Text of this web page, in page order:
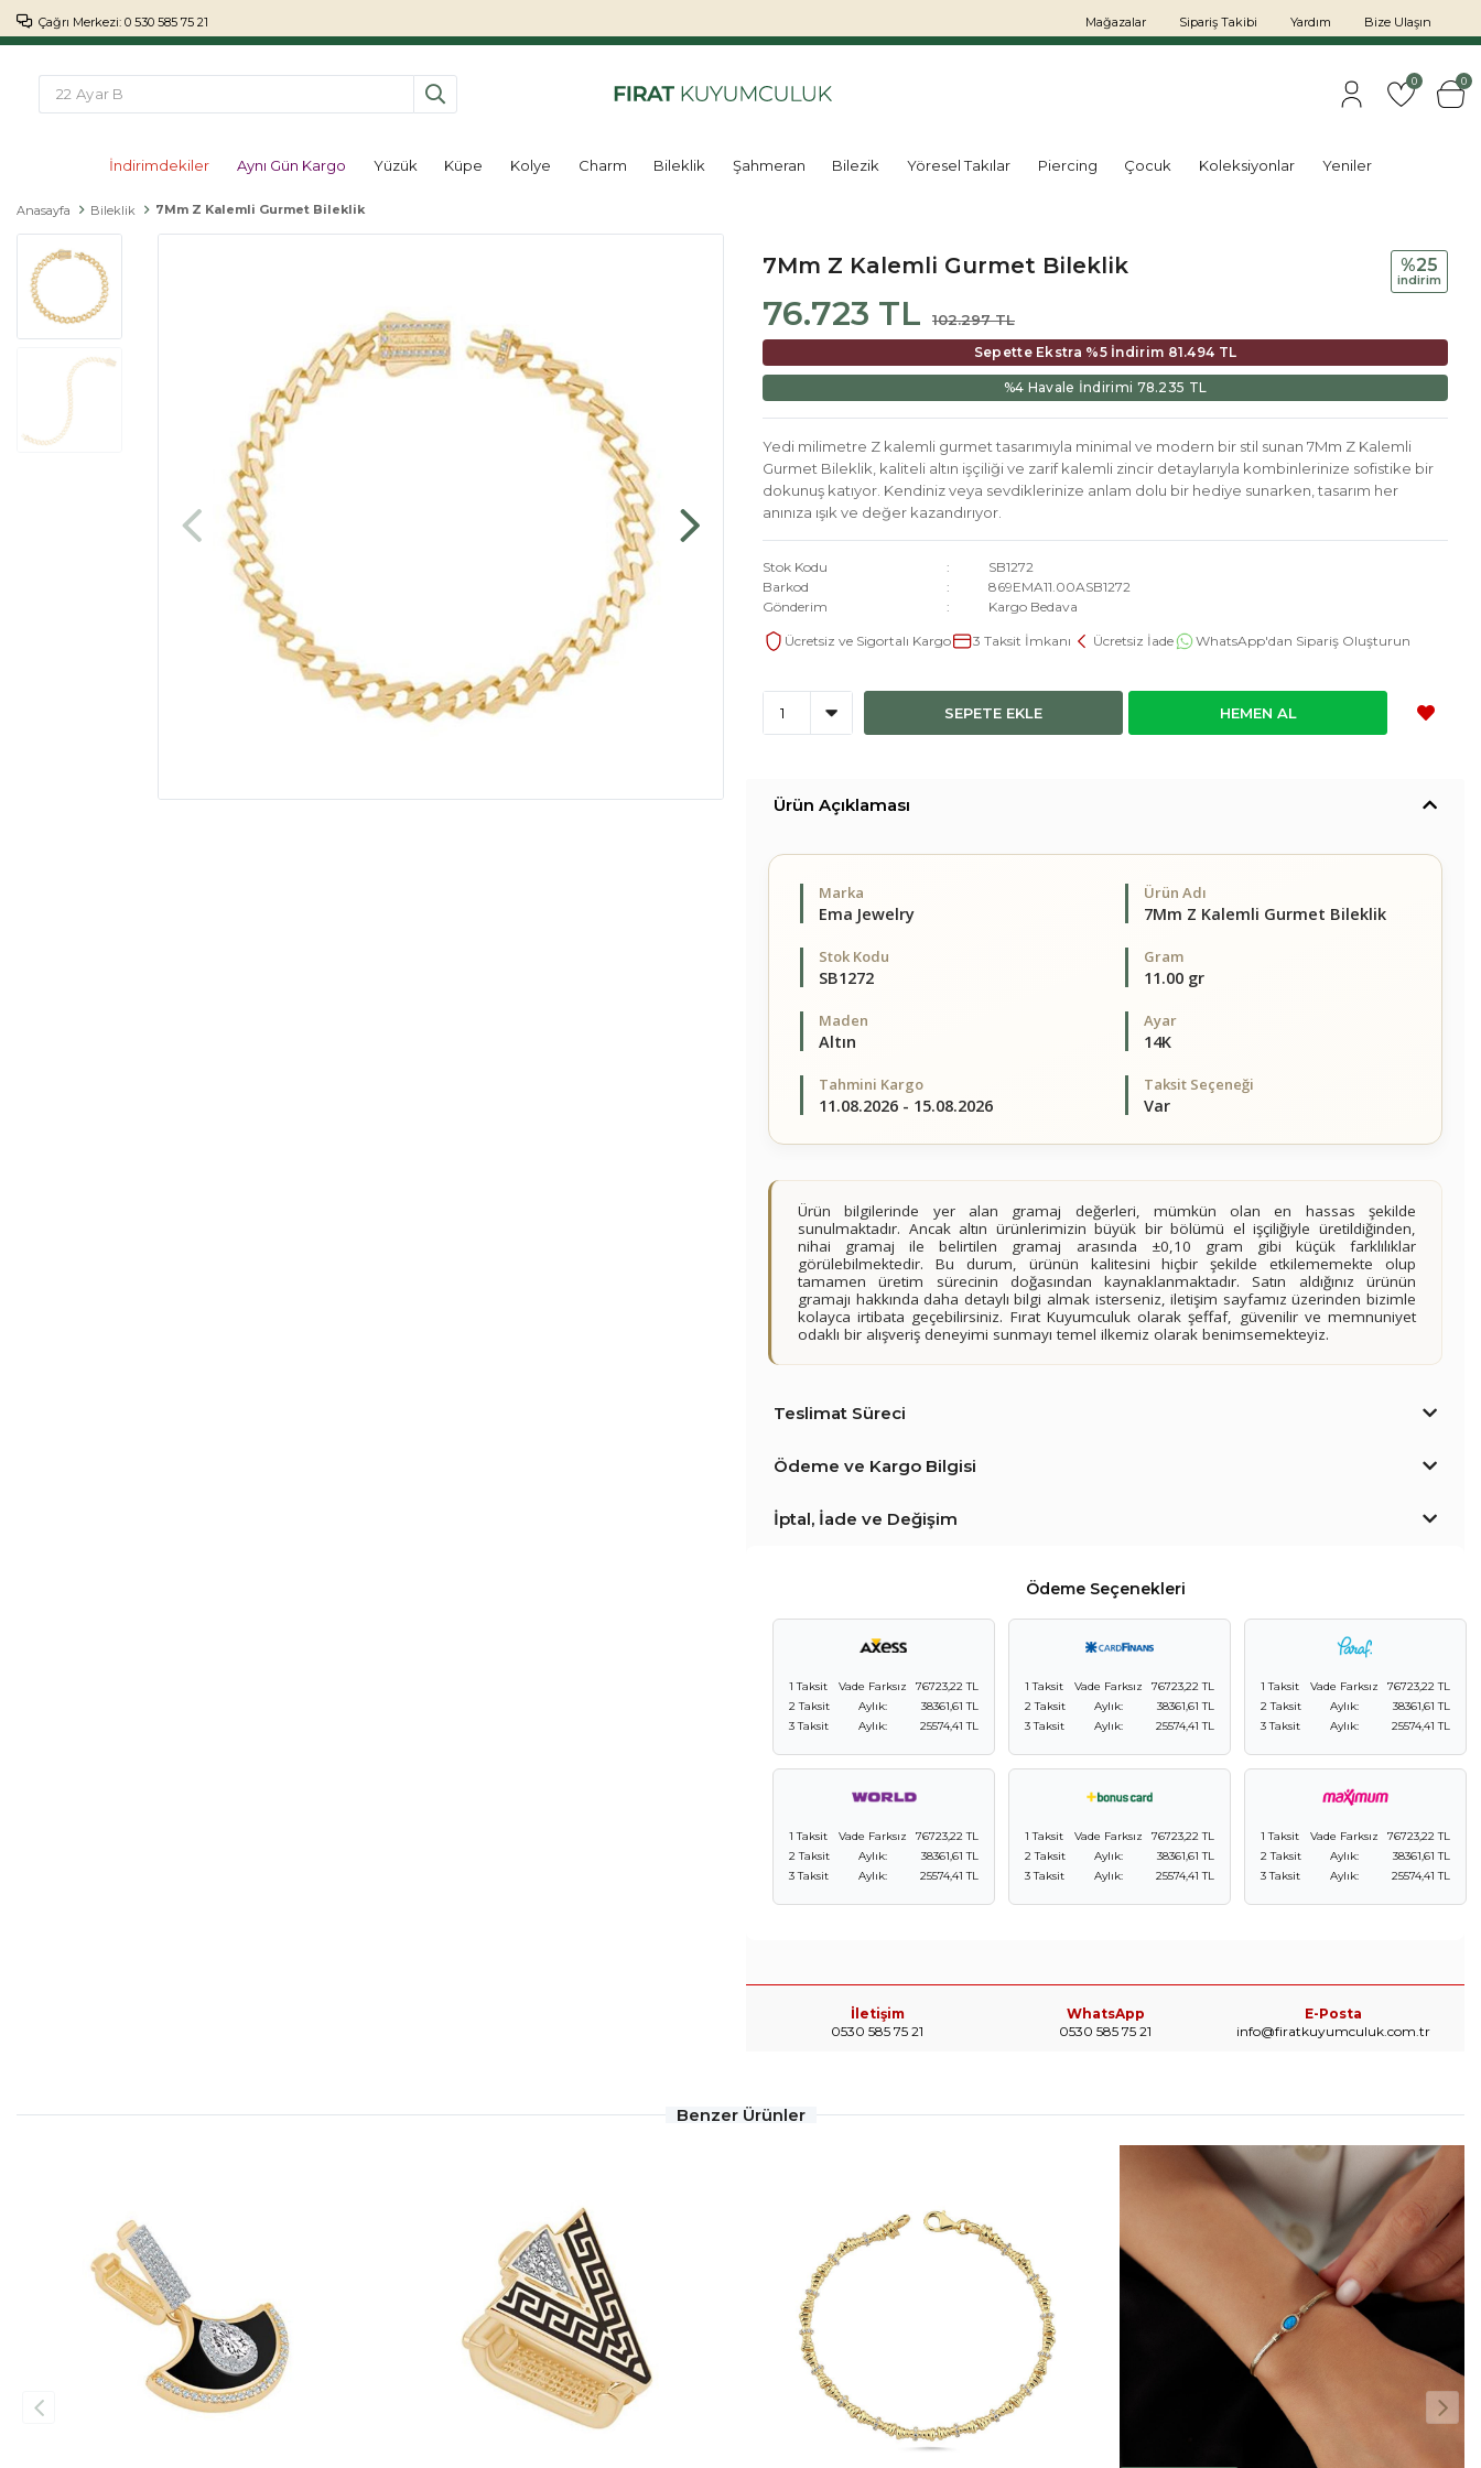
Çağrı Merkezi: 0 530 585 75 21 Mağazalar Sipariş Takibi Yardım Bize Ulaşın
0 0
İndirimdekiler Aynı Gün Kargo Yüzük Küpe Kolye Charm Bileklik Şahmeran Bilezik Yöresel Takılar Piercing Çocuk Koleksiyonlar Yeniler
Anasayfa Bileklik 7Mm Z Kalemli Gurmet Bileklik
7Mm Z Kalemli Gurmet Bileklik
76.723 TL 102.297 TL
%25
i̇ndi̇ri̇m
Sepette Ekstra %5 İndirim 81.494 TL
%4 Havale İndirimi 78.235 TL
Yedi milimetre Z kalemli gurmet tasarımıyla minimal ve modern bir stil sunan 7Mm Z Kalemli
Gurmet Bileklik, kaliteli altın işçiliği ve zarif kalemli zincir detaylarıyla kombinlerinize sofistike bir
dokunuş katıyor. Kendiniz veya sevdiklerinize anlam dolu bir hediye sunarken, tasarım her
anınıza ışık ve değer kazandırıyor.
Stok Kodu
SB1272
Barkod
869EMA11.00ASB1272
Gönderim
Kargo Bedava
Ücretsiz ve Sigortalı Kargo 3 Taksit İmkanı Ücretsiz İade WhatsApp'dan Sipariş Oluşturun
SEPETE EKLE HEMEN AL
Ürün Açıklaması
Marka
Ema Jewelry
Ürün Adı
7Mm Z Kalemli Gurmet Bileklik
Stok Kodu
SB1272
Gram
11.00 gr
Maden
Altın
Ayar
14K
Tahmini Kargo
11.08.2026 - 15.08.2026
Taksit Seçeneği
Var
Ürün bilgilerinde yer alan gramaj değerleri, mümkün olan en hassas şekilde
sunulmaktadır. Ancak altın ürünlerimizin büyük bir bölümü el işçiliğiyle üretildiğinden,
nihai gramaj ile belirtilen gramaj arasında ±0,10 gram gibi küçük farklılıklar
görülebilmektedir. Bu durum, ürünün kalitesini hiçbir şekilde etkilememekte olup
tamamen üretim sürecinin doğasından kaynaklanmaktadır. Satın aldığınız ürünün
gramajı hakkında daha detaylı bilgi almak isterseniz, iletişim sayfamız üzerinden bizimle
kolayca irtibata geçebilirsiniz. Fırat Kuyumculuk olarak şeffaf, güvenilir ve memnuniyet
odaklı bir alışveriş deneyimi sunmayı temel ilkemiz olarak benimsemekteyiz.
Teslimat Süreci
Ödeme ve Kargo Bilgisi
İptal, İade ve Değişim
Ödeme Seçenekleri
1 Taksit Vade Farksız
76723,22 TL
2 Taksit
Aylık:
38361,61 TL
3 Taksit
Aylık: 25574,41 TL
1 Taksit Vade Farksız
76723,22 TL
2 Taksit
Aylık:
38361,61 TL
3 Taksit
Aylık: 25574,41 TL
1 Taksit Vade Farksız
76723,22 TL
2 Taksit
Aylık:
38361,61 TL
3 Taksit
Aylık: 25574,41 TL
1 Taksit Vade Farksız
76723,22 TL
2 Taksit
Aylık:
38361,61 TL
3 Taksit
Aylık: 25574,41 TL
1 Taksit Vade Farksız
76723,22 TL
2 Taksit
Aylık:
38361,61 TL
3 Taksit
Aylık: 25574,41 TL
1 Taksit Vade Farksız
76723,22 TL
2 Taksit
Aylık:
38361,61 TL
3 Taksit
Aylık: 25574,41 TL
İletişim
0530 585 75 21
WhatsApp
0530 585 75 21
E-Posta
info@firatkuyumculuk.com.tr
Benzer Ürünler